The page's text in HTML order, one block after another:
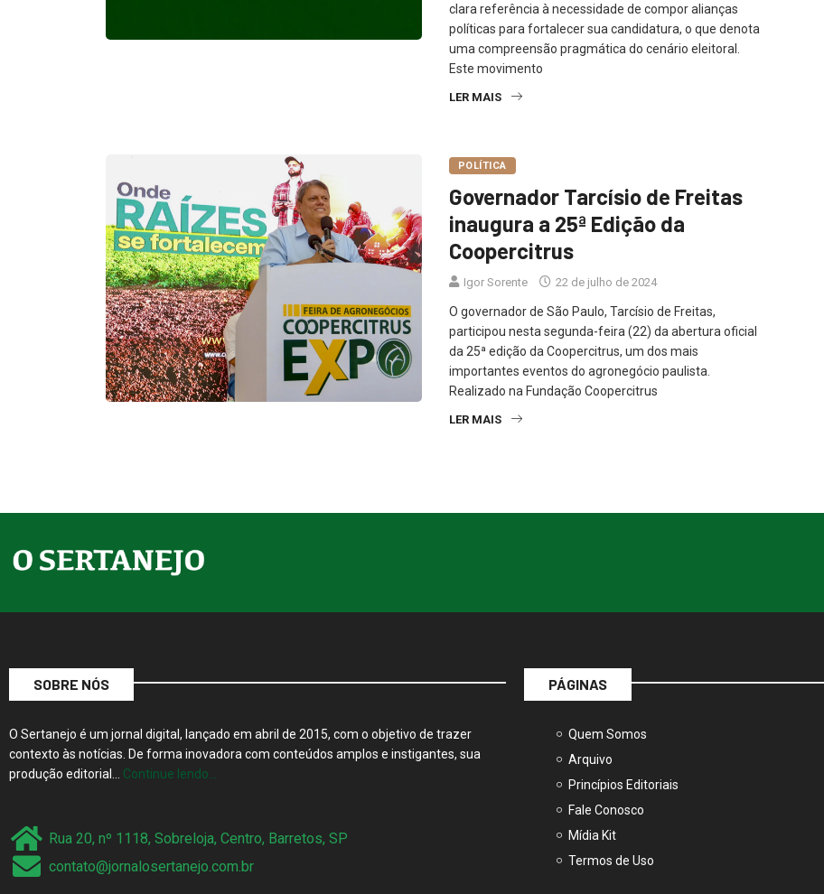
clara referência à necessidade de compor alianças
políticas para fortalecer sua candidatura, o que denota
uma compreensão pragmática do cenário eleitoral.
Este movimento
LER MAIS
POLÍTICA
Governador Tarcísio de Freitas
inaugura a 25ª Edição da
Coopercitrus
Igor Sorente 22 de julho de 2024
O governador de São Paulo, Tarcísio de Freitas,
participou nesta segunda-feira (22) da abertura oficial
da 25ª edição da Coopercitrus, um dos mais
importantes eventos do agronegócio paulista.
Realizado na Fundação Coopercitrus
LER MAIS
SOBRE NÓS
O Sertanejo é um jornal digital, lançado em abril de 2015, com o objetivo de trazer
contexto às notícias. De forma inovadora com conteúdos amplos e instigantes, sua
produção editorial… Continue lendo…
Rua 20, nº 1118, Sobreloja, Centro, Barretos, SP
contato@jornalosertanejo.com.br
PÁGINAS
Quem Somos
Arquivo
Princípios Editoriais
Fale Conosco
Mídia Kit
Termos de Uso